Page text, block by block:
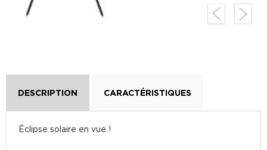
DESCRIPTION CARACTÉRISTIQUES
Éclipse solaire en vue !